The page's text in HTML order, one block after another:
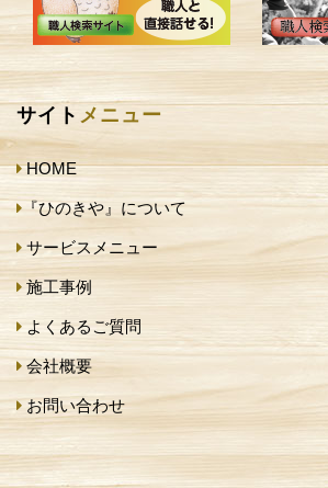
サイト メニュー
HOME
『ひのきや』について
サービスメニュー
施工事例
よくあるご質問
会社概要
お問い合わせ